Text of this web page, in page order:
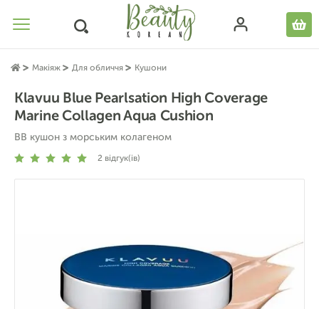
Макіяж Для обличчя Кушони
Klavuu Blue Pearlsation High Coverage
Marine Collagen Aqua Cushion
ВВ кушон з морським колагеном
2 відгук(ів)